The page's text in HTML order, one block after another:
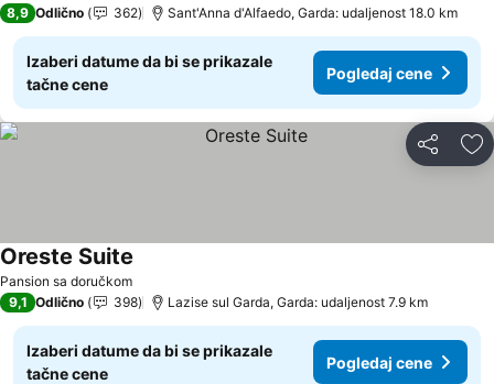
8,9 Odlično 362 Sant'Anna d'Alfaedo, Garda: udaljenost 18.0 km
Izaberi datume da bi se prikazale
tačne cene
Pogledaj cene
Deli
Pansion sa doručkom
Oreste Suite
9,1 Odlično 398 Lazise sul Garda, Garda: udaljenost 7.9 km
Izaberi datume da bi se prikazale
tačne cene
Pogledaj cene